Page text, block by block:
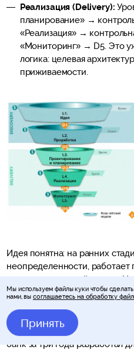
Реализация (Delivery):
планирование» →
«Реализация» →
«Мониторинг» → D5. Это
логика: целевая
приживаемости.
Идея понятна: на ранних
неопределенности, работает
исследовательский режим.
проектный. Между ними —
Другой пример — переход от
банк за три года разработал
Мы используем файлы куки чтобы
нами, вы соглашаетесь на обработку
Принять